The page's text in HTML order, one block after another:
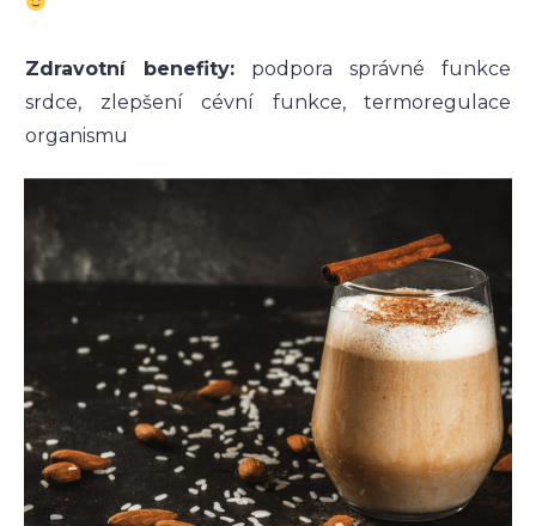
Zdravotní benefity: podpora správné funkce
srdce, zlepšení cévní funkce, termoregulace
organismu